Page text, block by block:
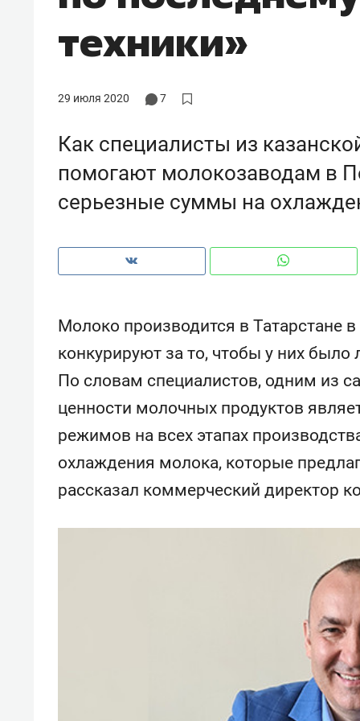
техники»
29 июля 2020 7
Как специалисты из
помогают молокозаводам в
серьезные суммы на
Молоко производится в Татарстане
конкурируют за то, чтобы у них
По словам специалистов, одним из
ценности молочных продуктов
режимов на всех этапах
охлаждения молока, которые
рассказал коммерческий директор
рынки, почему надо знать
Как ГК «МИР ГРУПП» и ВТБ
создают оазис жилого
комфорта под Казанью
ID